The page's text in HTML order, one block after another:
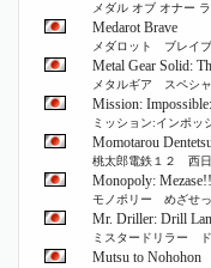
メダル オブ オナー
Medarot Brave
メダロット ブレイブ
Metal Gear Solid:
メタルギア スペシ
Mission:
ミッション:インポッ
Momotarou
桃太郎電鉄１２ 西日
Monopoly:
モノポリー めざせ
Mr. Driller: Drill
ミスタードリラー
Mutsu to Nohohon